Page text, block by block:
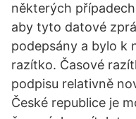
některých
aby tyto datové
podepsány a bylo k
razítko. Časové
podpisu relativně
České republice je